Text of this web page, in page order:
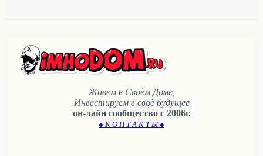
Живем в Своём Доме,
Инвестируем в своё будущее
он-лайн сообщество с 2006г.
● К О Н Т А К Т Ы ●